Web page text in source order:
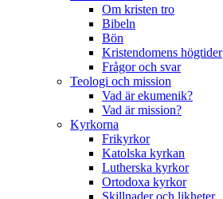
Om kristen tro
Bibeln
Bön
Kristendomens högtider
Frågor och svar
Teologi och mission
Vad är ekumenik?
Vad är mission?
Kyrkorna
Frikyrkor
Katolska kyrkan
Lutherska kyrkor
Ortodoxa kyrkor
Skillnader och likheter